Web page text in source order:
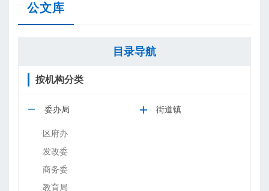
公文库
目录导航
按机构分类
委办局
区府办
发改委
商务委
教育局
街道镇